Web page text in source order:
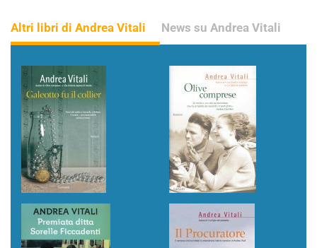
Altri libri di Andrea Vitali News su Andrea Vitali